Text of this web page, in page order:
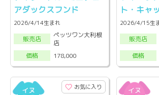
アダックスフンド
2026/4/14生まれ
販売店
ペッツワン大利根
店
価格
178,000
ト・キャ
2026/4/15生
販売店
価格
お気に入り